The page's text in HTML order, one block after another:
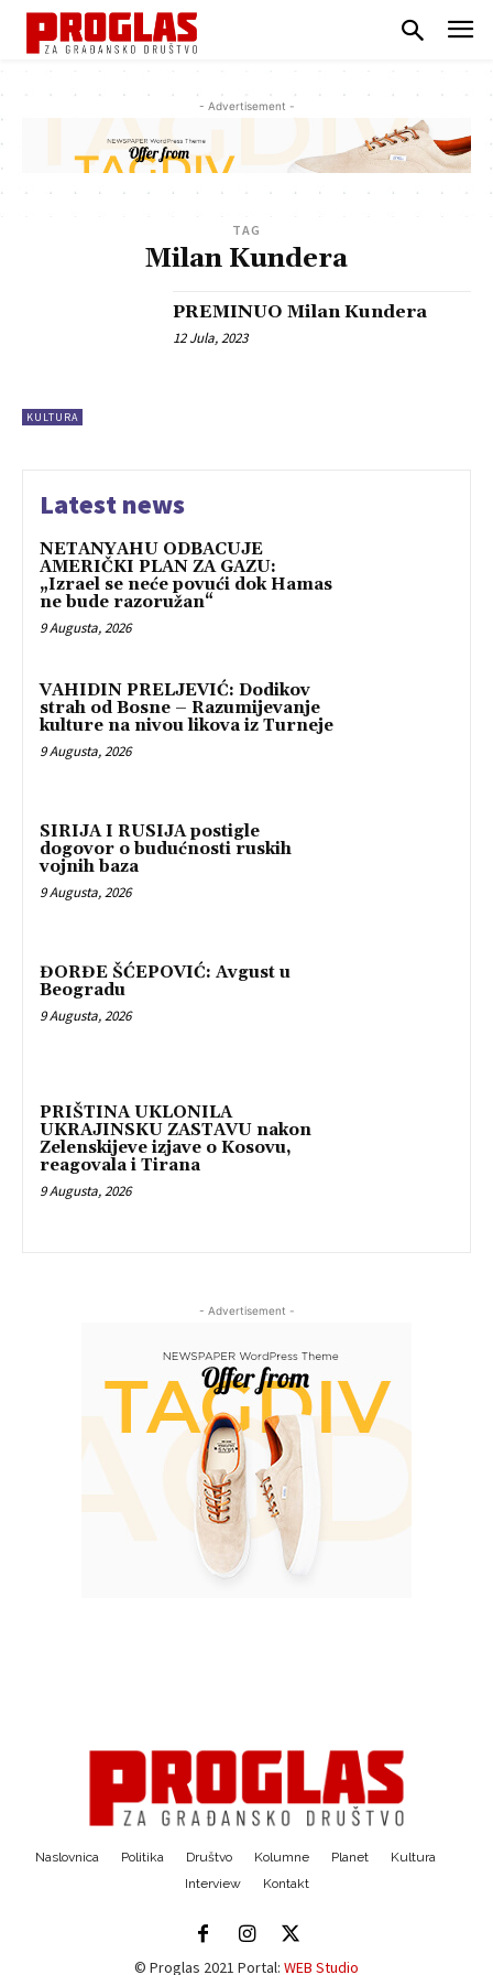
- Advertisement -
TAG
Milan Kundera
KULTURA
PREMINUO Milan Kundera
12 Jula, 2023
Latest news
NETANYAHU ODBACUJE
AMERIČKI PLAN ZA GAZU:
„Izrael se neće povući dok Hamas
ne bude razoružan“
9 Augusta, 2026
VAHIDIN PRELJEVIĆ: Dodikov
strah od Bosne – Razumijevanje
kulture na nivou likova iz Turneje
9 Augusta, 2026
SIRIJA I RUSIJA postigle
dogovor o budućnosti ruskih
vojnih baza
9 Augusta, 2026
ĐORĐE ŠĆEPOVIĆ: Avgust u
Beogradu
9 Augusta, 2026
PRIŠTINA UKLONILA
UKRAJINSKU ZASTAVU nakon
Zelenskijeve izjave o Kosovu,
reagovala i Tirana
9 Augusta, 2026
- Advertisement -
Naslovnica Politika Društvo Kolumne Planet
Kultura
Interview
Kontakt
© Proglas 2021 Portal: WEB Studio